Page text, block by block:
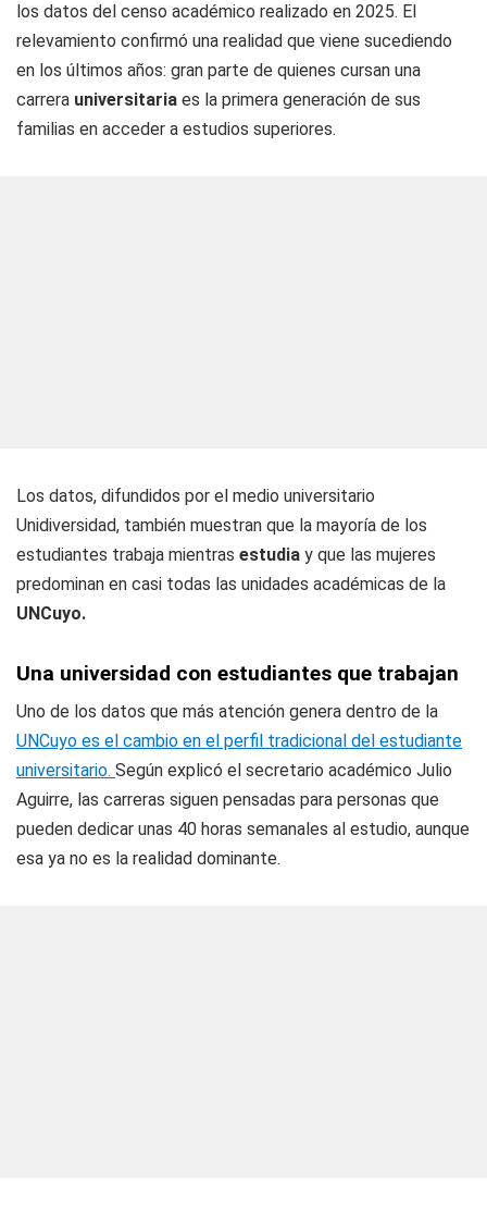
los datos del censo académico realizado en 2025. El
relevamiento confirmó una realidad que viene sucediendo
en los últimos años: gran parte de quienes cursan una
carrera universitaria es la primera generación de sus
familias en acceder a estudios superiores.
Los datos, difundidos por el medio universitario
Unidiversidad, también muestran que la mayoría de los
estudiantes trabaja mientras estudia y que las mujeres
predominan en casi todas las unidades académicas de la
UNCuyo.
Una universidad con estudiantes que trabajan
Uno de los datos que más atención genera dentro de la
UNCuyo es el cambio en el perfil tradicional del estudiante
universitario. Según explicó el secretario académico Julio
Aguirre, las carreras siguen pensadas para personas que
pueden dedicar unas 40 horas semanales al estudio, aunque
esa ya no es la realidad dominante.